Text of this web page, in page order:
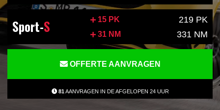
Sport-S 15 PK 219 PK
31 NM 331 NM
OFFERTE AANVRAGEN
81AANVRAGEN IN DE AFGELOPEN 24 UUR